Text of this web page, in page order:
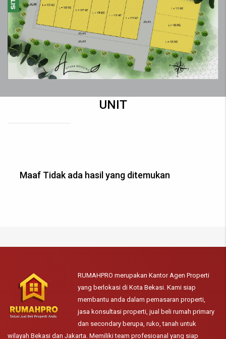
UNIT
Maaf Tidak ada hasil yang ditemukan
RUMAHPRO merupakan Kantor Agen Properti
yang berlokasi di Kota Bekasi. Kami siap
membantu anda dalam pemasaran properti,
jasa konsultasi properti, jual beli rumah primary
dan secondary berupa, ruko, tanah untuk
wilayah Bekasi dan Jakarta. Memiliki team profesioanal yang siap